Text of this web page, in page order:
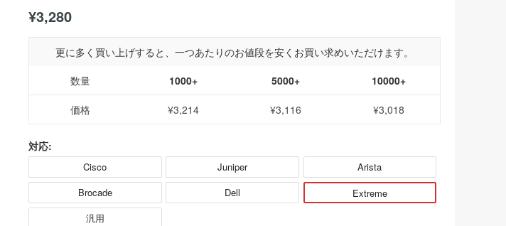
¥3,280
更に多く買い上げすると、一つあたりのお値段を安くお買い求めいただけます。
数量
1000+ 5000+ 10000+
価格 ¥3,214 ¥3,116 ¥3,018
対応:
Cisco Juniper
Arista
Brocade
Dell
Extreme
汎用